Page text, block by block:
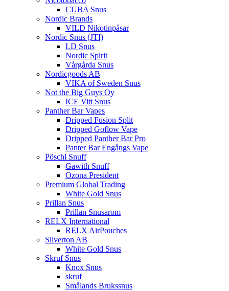
CUBA Snus
Nordic Brands
VILD Nikotinpåsar
Nordic Snus (JTI)
LD Snus
Nordic Spirit
Vårgårda Snus
Nordicgoods AB
VIKA of Sweden Snus
Not the Big Guys Oy
ICE Vitt Snus
Panther Bar Vapes
Dripped Fusion Split
Dripped Goflow Vape
Dripped Panther Bar Pro
Panter Bar Engångs Vape
Pöschl Snuff
Gawith Snuff
Ozona President
Premium Global Trading
White Gold Snus
Prillan Snus
Prillan Snusarom
RELX International
RELX AirPouches
Silverton AB
White Gold Snus
Skruf Snus
Knox Snus
skruf
Smålands Brukssnus